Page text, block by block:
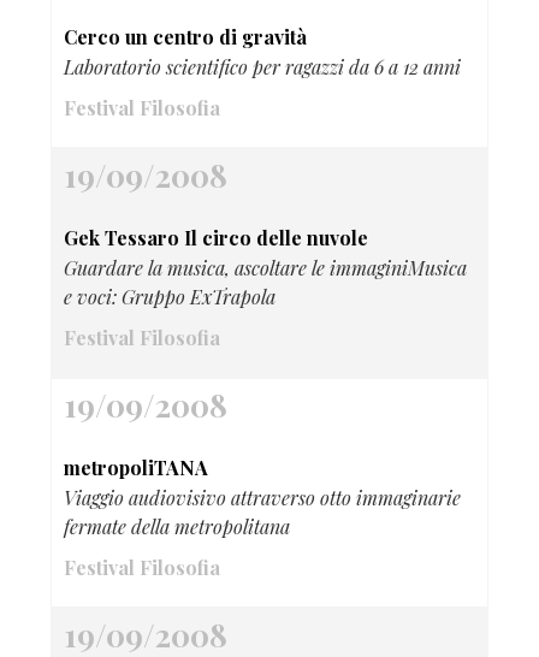
Cerco un centro di gravità
Laboratorio scientifico per ragazzi da 6 a 12 anni
Festival Filosofia
19/09/2008
Gek Tessaro Il circo delle nuvole
Guardare la musica, ascoltare le immaginiMusica
e voci: Gruppo ExTrapola
Festival Filosofia
19/09/2008
metropoliTANA
Viaggio audiovisivo attraverso otto immaginarie
fermate della metropolitana
Festival Filosofia
19/09/2008